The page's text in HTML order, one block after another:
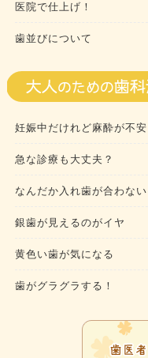
医院で仕上げ！
歯並びについて
妊娠中だけれど麻酔が不安
急な診療も大丈夫？
なんだか入れ歯が合わない
銀歯が見えるのがイヤ
黄色い歯が気になる
歯がグラグラする！